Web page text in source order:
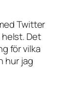
Twitter
Det
för vilka
hur jag